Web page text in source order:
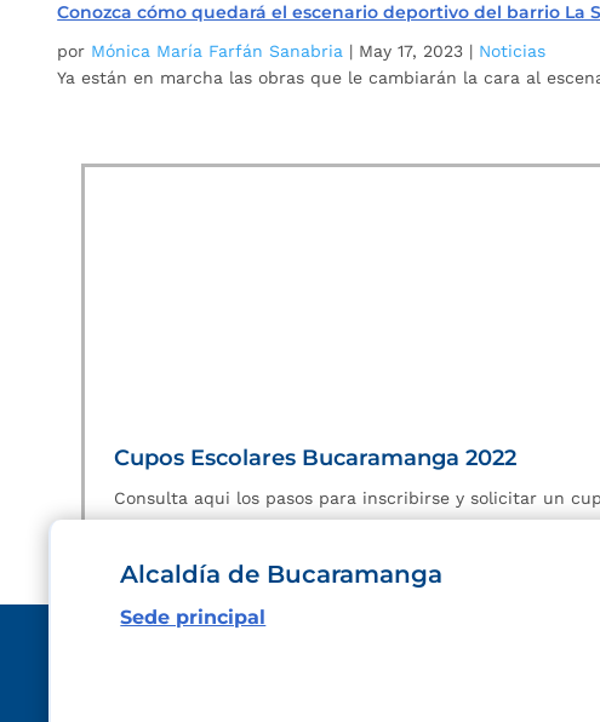
Conozca cómo quedará el escenario deportivo del barrio La
por Mónica María Farfán Sanabria | May 17, 2023 | Noticias
Ya están en marcha las obras que le cambiarán la cara al
Cupos Escolares Bucaramanga 2022
Consulta aqui los pasos para inscribirse y solicitar un
Alcaldía de Bucaramanga
Sede principal